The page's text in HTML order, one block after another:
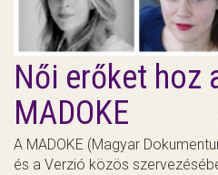
Női erőket hoz
MADOKE
A MADOKE (Magyar
és a Verzió közös